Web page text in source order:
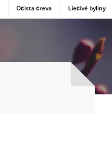
Očista čreva Liečivé byliny